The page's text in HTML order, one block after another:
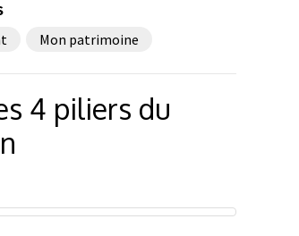
Mon patrimoine
4 piliers du